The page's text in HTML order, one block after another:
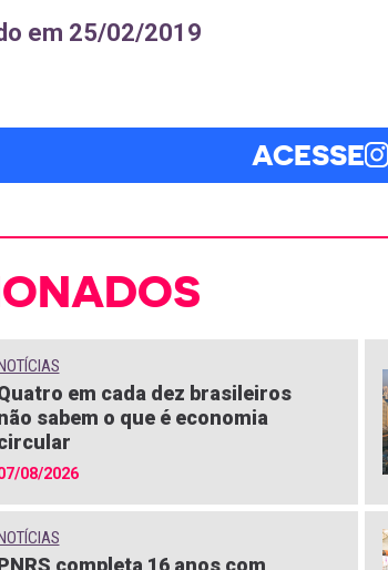
em 25/02/2019
ACESSE
em cada dez brasileiros
sabem o que é economia
08/2026
completa 16 anos com